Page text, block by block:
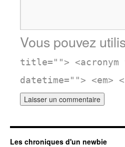
Vous pouvez
title=""> <acronym
datetime="">
Les chroniques d'un newbie